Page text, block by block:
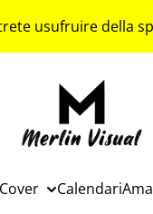
usufruire della
Cover Calendari